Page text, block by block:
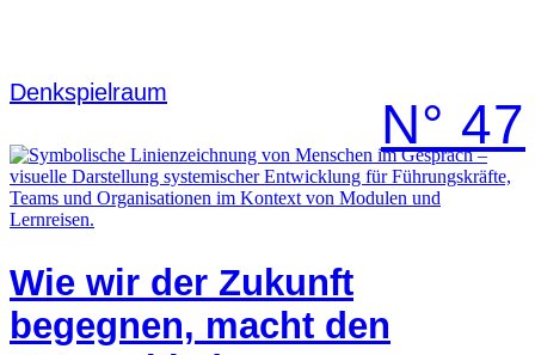
Denk­spielraum
N° 47
Wie wir der Zukunft
begegnen, macht den